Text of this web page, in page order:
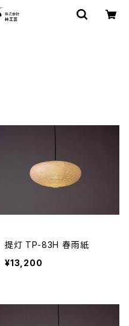
提灯 TP-83H 春雨紙
¥13,200